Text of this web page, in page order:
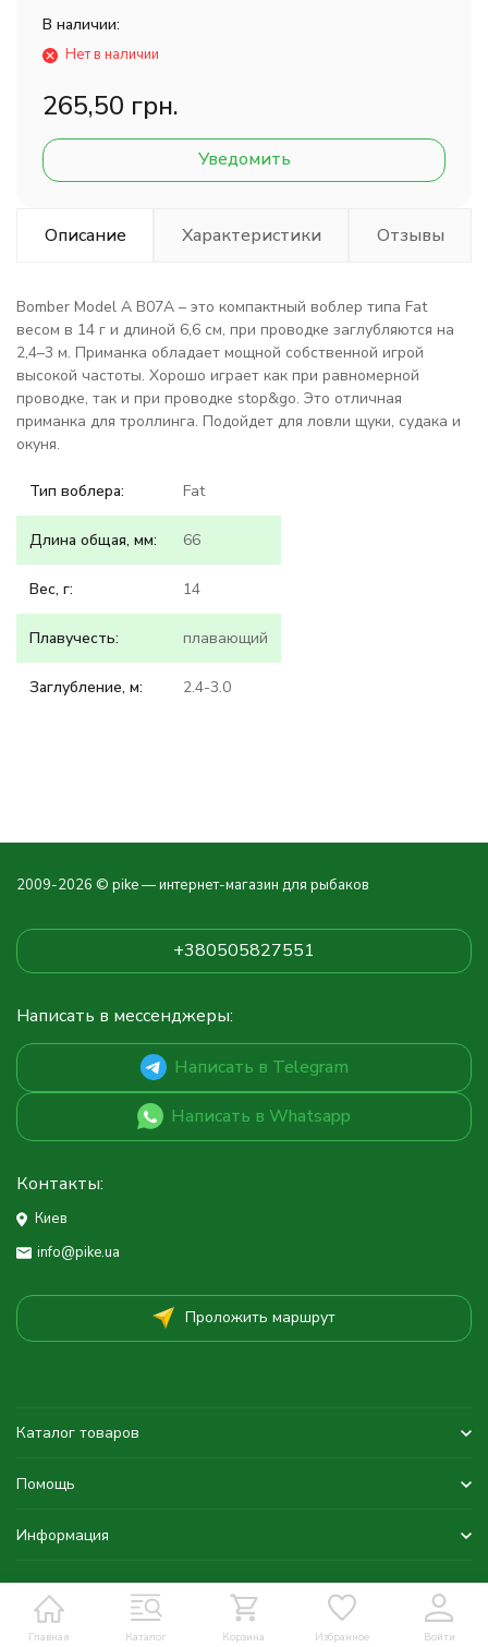
В наличии:
Нет в наличии
265,50 грн.
Уведомить
Описание Характеристики Отзывы
Bomber Model A B07A – это компактный воблер типа Fat
весом в 14 г и длиной 6,6 см, при проводке заглубляются на
2,4–3 м. Приманка обладает мощной собственной игрой
высокой частоты. Хорошо играет как при равномерной
проводке, так и при проводке stop&go. Это отличная
приманка для троллинга. Подойдет для ловли щуки, судака и
окуня.
Тип воблера: Fat
Длина общая, мм: 66
Вес, г: 14
Плавучесть: плавающий
Заглубление, м: 2.4-3.0
Главная Каталог Корзина Избранное Войти
2009-2026 © pike — интернет-магазин для рыбаков
+380505827551
Написать в мессенджеры:
Написать в Telegram
Написать в Whatsapp
Контакты:
Киев
info@pike.ua
Проложить маршрут
Каталог товаров
Помощь
Информация